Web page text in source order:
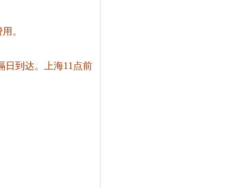
。
日到达。上海11点前